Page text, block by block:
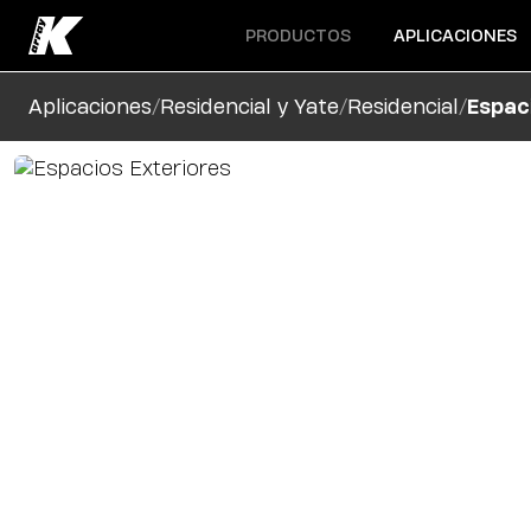
Abrir menú
PRODUCTOS Abrir menú
APLICACIONES
Aplicaciones/Residencial y Yate/Residencial /